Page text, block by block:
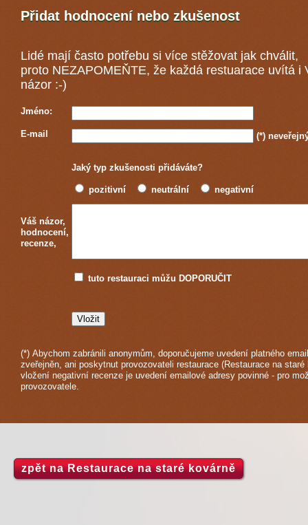
Přidat hodnocení nebo zkušenost
Lidé mají často potřebu si více stěžovat jak chválit,
proto NEZAPOMEŇTE, že každá restuarace uvítá i
názor :-)
Jméno:
E-mail (*)
Jaký typ zkušenosti přidáváte?
pozitivní neutrální negativní
Váš názor,
hodnocení,
recenze,
tuto restauraci můžu DOPORUČIT
(*) Abychom zabránili anonymům, doporučujeme uvedení platného
zveřejněn, ani poskytnut provozovateli restaurace (Restaurace na
vložení negativní recenze je uvedení emailové adresy povinné - pro
provozovatele.
zpět na Restaurace na staré kovárně